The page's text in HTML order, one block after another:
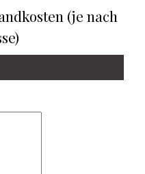
(je nach